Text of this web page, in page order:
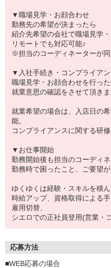
▼職場見学・お顔合わせ
勤務先の希望が決まったら
紹介先希望の会社で職場見学
リモートでも対応可能♪
※担当のコーディネーターが
▼入社手続き・コンプライア
職場見学・お顔合わせを行っ
就業意思の確認をさせて頂きま
就業希望の場合は、入店日の
能。
コンプライアンスに関する研
▼お仕事開始
勤務開始後も担当のコーディ
勤務時で困ったこと、ご要望
ゆくゆくは経験・スキルを積
時給アップ、資格取得による
雇用切替、
シエロでの正社員登用(営業・
応募方法
■WEB応募の場合